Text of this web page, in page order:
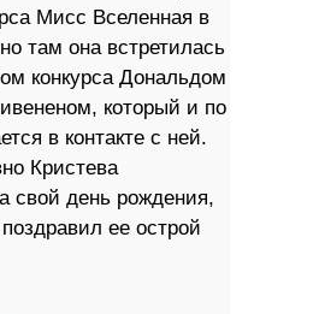
Мисс Вселенная в
там она встретилась
конкурса Дональдом
который и по
в контакте с ней.
Кристева
свой ​​день рождения,
ее острой